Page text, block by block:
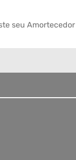
seu Amortecedor